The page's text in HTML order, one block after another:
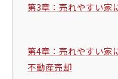
第3章：売れやすい家
第4章：売れやすい家
不動産売却